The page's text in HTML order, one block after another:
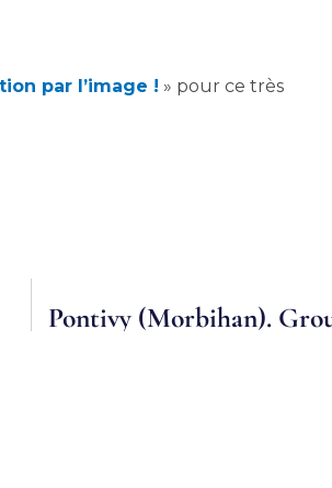
par l’image ! » pour ce très